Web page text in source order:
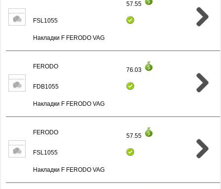
57.55
FSL1055
Накладки F FERODO VAG
FERODO 76.03
FDB1055
Накладки F FERODO VAG
FERODO 57.55
FSL1055
Накладки F FERODO VAG